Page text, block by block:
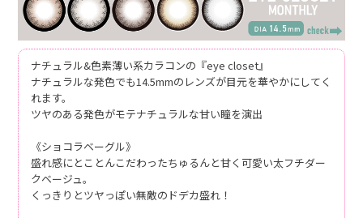
ナチュラル&色素薄い系カラコンの『eye closet』
ナチュラルな発色でも14.5mmのレンズが目元を華やかにしてく
れます。
ツヤのある発色がモテナチュラルな甘い瞳を演出
《ショコラベーグル》
盛れ感にとことんこだわったちゅるんと甘く可愛い太フチダー
クベージュ。
くっきりとツヤっぽい無敵のドデカ盛れ！